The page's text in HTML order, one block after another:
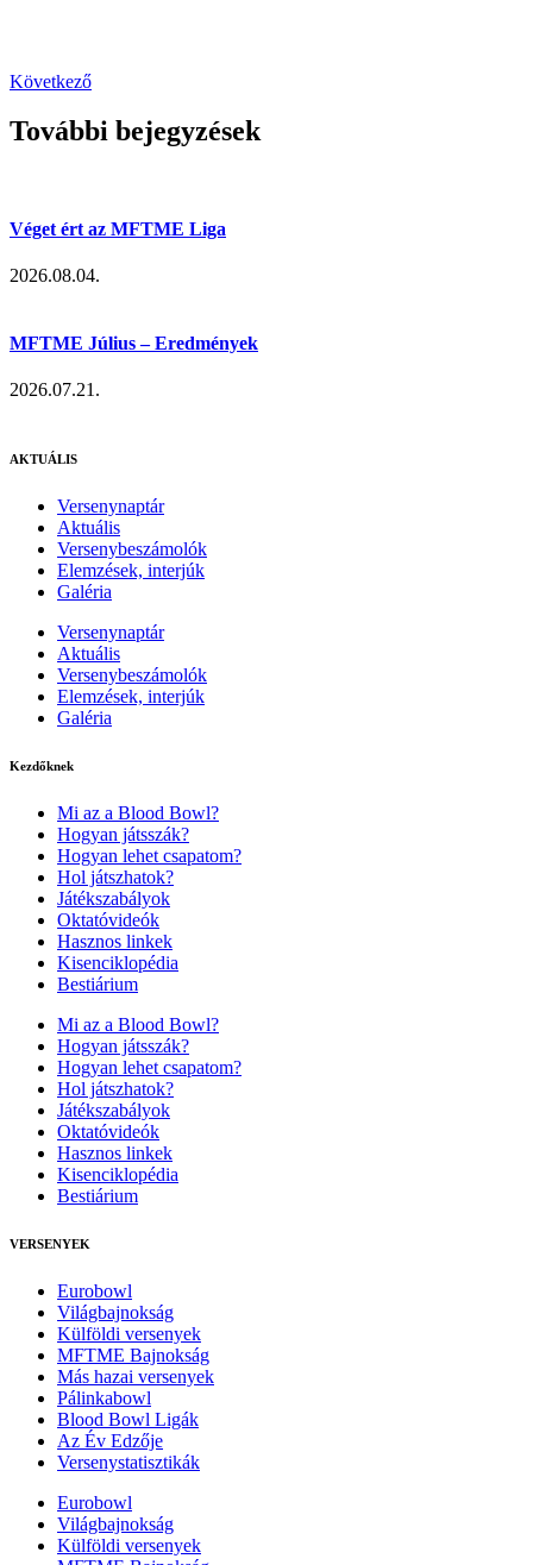
Következő
További bejegyzések
Véget ért az MFTME Liga
2026.08.04.
MFTME Július – Eredmények
2026.07.21.
AKTUÁLIS
Versenynaptár
Aktuális
Versenybeszámolók
Elemzések, interjúk
Galéria
Versenynaptár
Aktuális
Versenybeszámolók
Elemzések, interjúk
Galéria
Kezdőknek
Mi az a Blood Bowl?
Hogyan játsszák?
Hogyan lehet csapatom?
Hol játszhatok?
Játékszabályok
Oktatóvideók
Hasznos linkek
Kisenciklopédia
Bestiárium
Mi az a Blood Bowl?
Hogyan játsszák?
Hogyan lehet csapatom?
Hol játszhatok?
Játékszabályok
Oktatóvideók
Hasznos linkek
Kisenciklopédia
Bestiárium
VERSENYEK
Eurobowl
Világbajnokság
Külföldi versenyek
MFTME Bajnokság
Más hazai versenyek
Pálinkabowl
Blood Bowl Ligák
Az Év Edzője
Versenystatisztikák
Eurobowl
Világbajnokság
Külföldi versenyek